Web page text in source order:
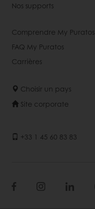
Nos supports
Comprendre My Puratos
FAQ My Puratos
Carrières
Choisir un pays
Site corporate
+33 1 45 60 83 83